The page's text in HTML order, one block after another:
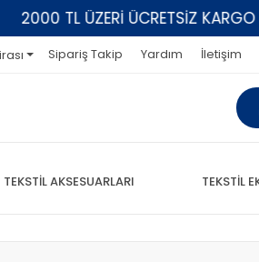
TL ÜZERİ ÜCRETSİZ KARGO
Sipariş Takip Yardım İletişim
TEKSTİL AKSESUARLARI TEKSTİL